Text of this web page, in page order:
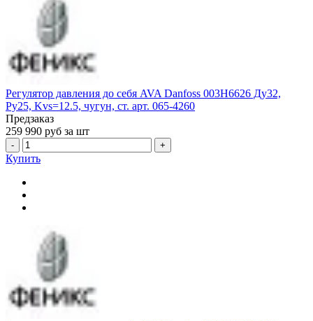
Регулятор давления до себя AVA Danfoss 003H6626 Ду32,
Ру25, Kvs=12.5, чугун, ст. арт. 065-4260
Предзаказ
259 990 руб за шт
- +
Купить